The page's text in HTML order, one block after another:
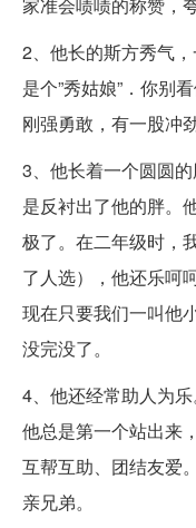
2、他长的斯方秀气
是个”秀姑娘”．你别
刚强勇敢，有一股冲
3、他长着一个圆圆
是反衬出了他的胖。
极了。在二年级时，
了人选），他还乐呵
现在只要我们一叫他
没完没了。
4、他还经常助人为
他总是第一个站出来
互帮互助、团结友爱
亲兄弟。